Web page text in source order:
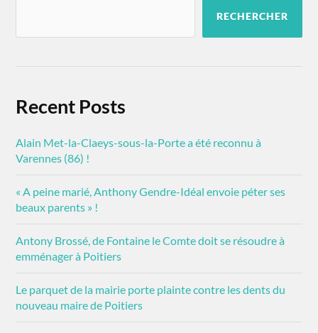
RECHERCHER
Recent Posts
Alain Met-la-Claeys-sous-la-Porte a été reconnu à
Varennes (86) !
« A peine marié, Anthony Gendre-Idéal envoie péter ses
beaux parents » !
Antony Brossé, de Fontaine le Comte doit se résoudre à
emménager à Poitiers
Le parquet de la mairie porte plainte contre les dents du
nouveau maire de Poitiers